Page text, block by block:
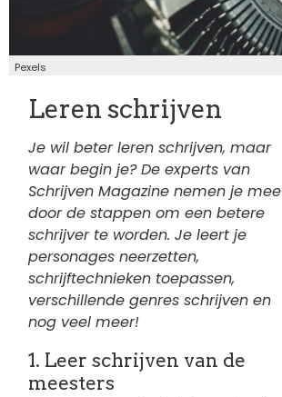
Pexels
Leren schrijven
Je wil beter leren schrijven, maar
waar begin je? De experts van
Schrijven Magazine nemen je mee
door de stappen om een betere
schrijver te worden. Je leert je
personages neerzetten,
schrijftechnieken toepassen,
verschillende genres schrijven en
nog veel meer!
1. Leer schrijven van de
meesters